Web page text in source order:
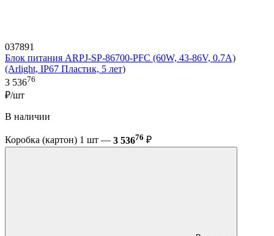
037891
Блок питания ARPJ-SP-86700-PFC (60W, 43-86V, 0.7A)
(Arlight, IP67 Пластик, 5 лет)
3 53676
₽/шт
В наличии
Коробка (картон) 1 шт — 3 53676 ₽